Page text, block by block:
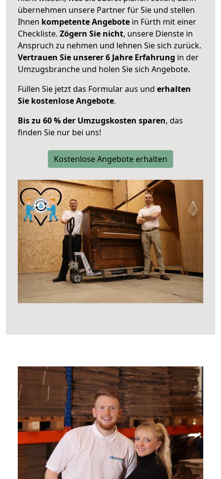
übernehmen unsere Partner für Sie und stellen
Ihnen kompetente Angebote in Fürth mit einer
Checkliste. Zögern Sie nicht, unsere Dienste in
Anspruch zu nehmen und lehnen Sie sich zurück.
Vertrauen Sie unserer 6 Jahre Erfahrung in der
Umzugsbranche und holen Sie sich Angebote.
Füllen Sie jetzt das Formular aus und erhalten
Sie kostenlose Angebote.
Bis zu 60 % der Umzugskosten sparen, das
finden Sie nur bei uns!
Kostenlose Angebote erhalten